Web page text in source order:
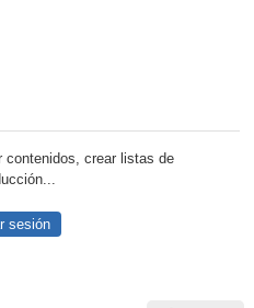
contenidos, crear listas de
sesión